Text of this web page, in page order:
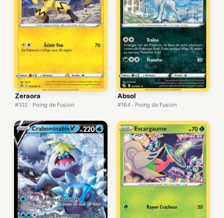
Zeraora
#102 · Poing de Fusion
Absol
#164 · Poing de Fusion